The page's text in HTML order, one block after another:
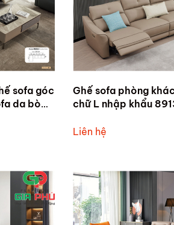
sofa góc
da bò
Ghế sofa phòng
chữ L nhập khẩu
sinh thái.
Liên hệ